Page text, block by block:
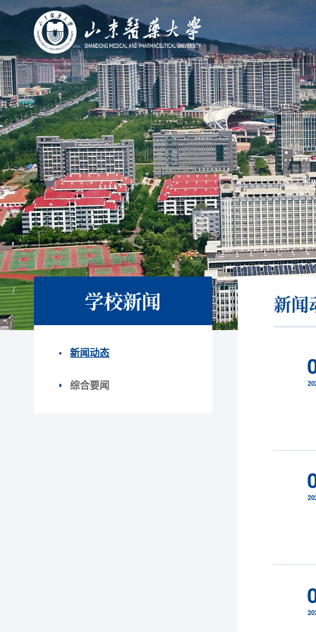
学校新闻
新闻动态
综合要闻
新闻